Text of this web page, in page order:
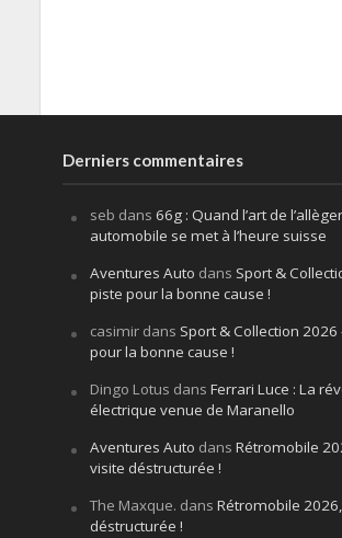
Derniers commentaires
seb dans 66g : Quand l’art de
automobile se met à l’heure suisse
Aventures Auto dans Sport &
piste pour la bonne cause !
casimirdans Sport & Collection 2026
pour la bonne cause !
Dingo Lotus dans Ferrari Luce : La
électrique venue de Maranello
Aventures Auto dans Rétromobile
visite déstructurée !
The Maxque. dans Rétromobile
déstructurée !